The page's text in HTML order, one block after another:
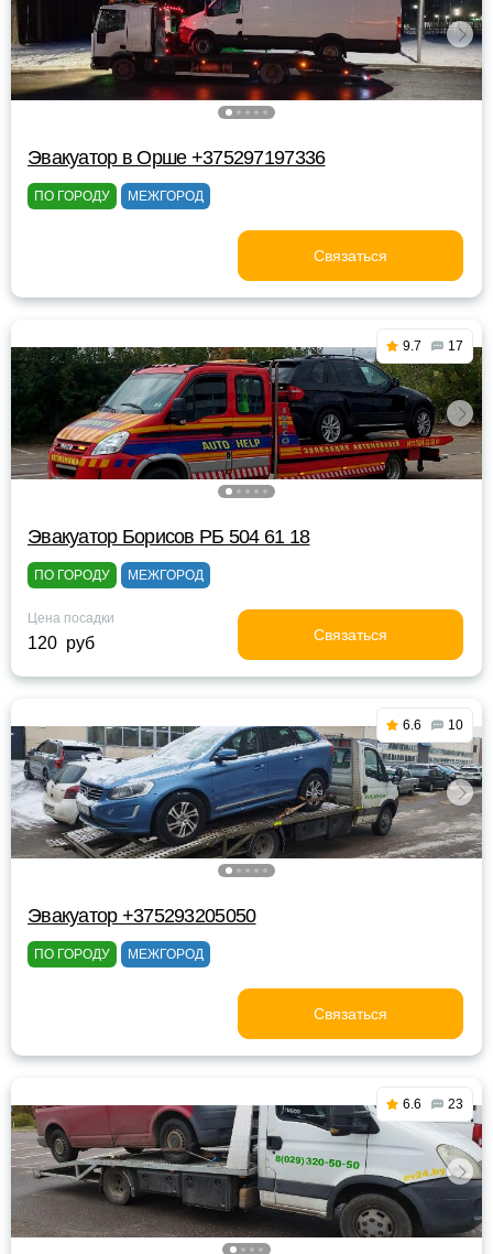
Эвакуатор в Орше +375297197336
ПО ГОРОДУ МЕЖГОРОД
Связаться
9.7 17
Эвакуатор Борисов РБ 504 61 18
ПО ГОРОДУ МЕЖГОРОД
Цена посадки
120 руб Связаться
6.6 10
Эвакуатор +375293205050
ПО ГОРОДУ МЕЖГОРОД
Связаться
6.6 23